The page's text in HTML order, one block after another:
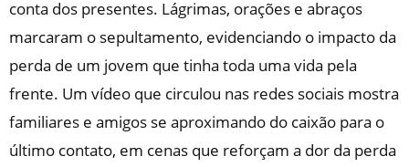
conta dos presentes. Lágrimas, orações e abraços
marcaram o sepultamento, evidenciando o impacto da
perda de um jovem que tinha toda uma vida pela
frente. Um vídeo que circulou nas redes sociais mostra
familiares e amigos se aproximando do caixão para o
último contato, em cenas que reforçam a dor da perda